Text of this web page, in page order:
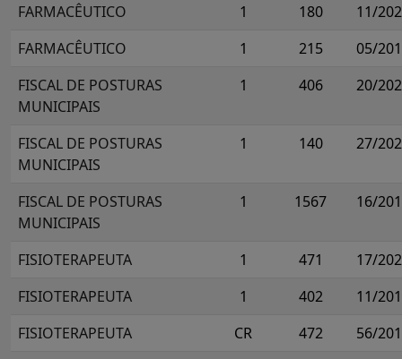
FARMACÊUTICO 1 180
11/
FARMACÊUTICO
1 215
05/
FISCAL DE POSTURAS
MUNICIPAIS
1 406 20/
FISCAL DE POSTURAS
MUNICIPAIS
1 140 27/
FISCAL DE POSTURAS
MUNICIPAIS
1 1567 16/
FISIOTERAPEUTA 1 471
17/
FISIOTERAPEUTA
1 402
11/
FISIOTERAPEUTA
CR 472
56/